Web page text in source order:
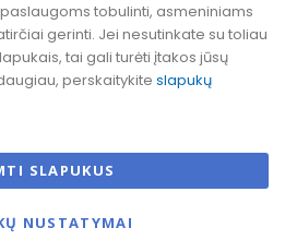
tobulinti, asmeniniams
gerinti. Jei nesutinkate su toliau
tai gali turėti įtakos jūsų
perskaitykite slapukų
SLAPUKUS
NUSTATYMAI